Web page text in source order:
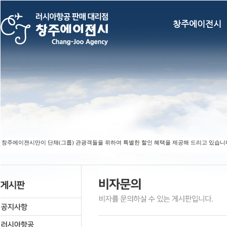
창주에이전시
에이젼시만이 단체(그룹) 관광객들을 위하여 특별한 할인 혜택을 제공해 드리고 있습